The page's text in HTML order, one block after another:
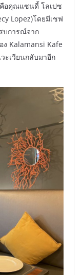
อคุณแซนดี้ โลเปซ
Lopez)โดยมีเชฟ
บการณ์จาก
Kalamansi Kafe
ะเวียนกลับมาอีก